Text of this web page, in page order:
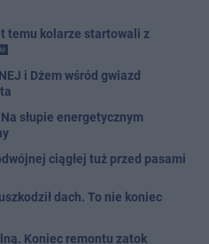
temu kolarze startowali z
i Dżem wśród gwiazd
słupie energetycznym
ciągłej tuż przed pasami
dach. To nie koniec
Koniec remontu zatok